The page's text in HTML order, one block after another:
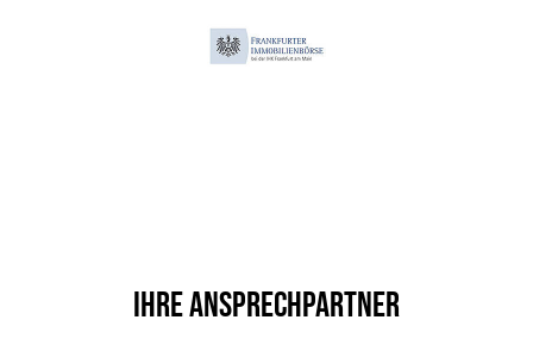
Ihre Ansprechpartner